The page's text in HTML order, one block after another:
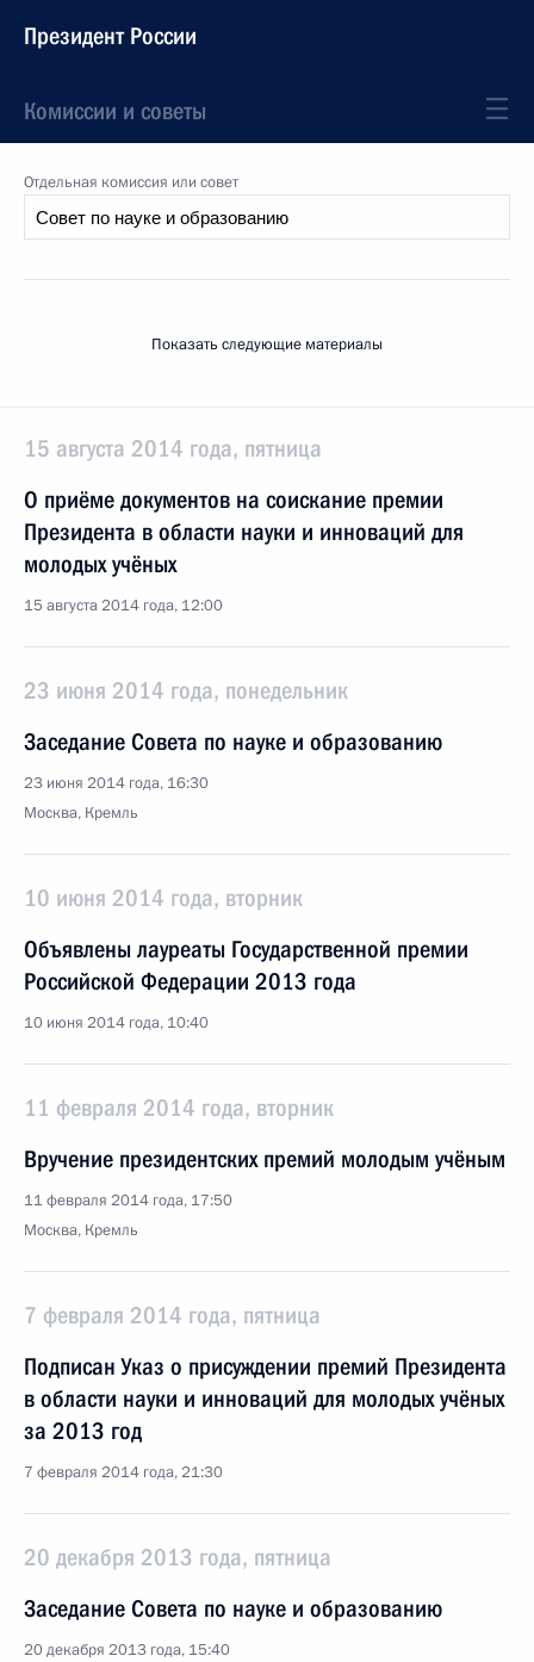
Президент России
Комиссии и советы
Отдельная комиссия или совет
Показать следующие материалы
15 августа 2014 года, пятница
О приёме документов на соискание премии
Президента в области науки и инноваций для
молодых учёных
15 августа 2014 года, 12:00
23 июня 2014 года, понедельник
Заседание Совета по науке и образованию
23 июня 2014 года, 16:30
Москва, Кремль
10 июня 2014 года, вторник
Объявлены лауреаты Государственной премии
Российской Федерации 2013 года
10 июня 2014 года, 10:40
11 февраля 2014 года, вторник
Вручение президентских премий молодым учёным
11 февраля 2014 года, 17:50
Москва, Кремль
7 февраля 2014 года, пятница
Подписан Указ о присуждении премий Президента
в области науки и инноваций для молодых учёных
за 2013 год
7 февраля 2014 года, 21:30
20 декабря 2013 года, пятница
Заседание Совета по науке и образованию
20 декабря 2013 года, 15:40